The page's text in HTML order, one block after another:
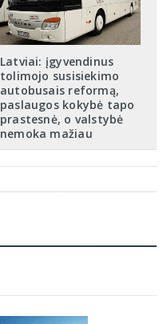
Latviai: įgyvendinus
tolimojo susisiekimo
autobusais reformą,
paslaugos kokybė tapo
prastesnė, o valstybė
nemoka mažiau